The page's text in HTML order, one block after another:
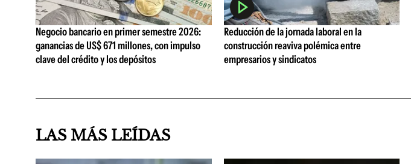
Negocio bancario en primer semestre 2026:
ganancias de US$ 671 millones, con impulso
clave del crédito y los depósitos
Reducción de la jornada laboral en la
construcción reaviva polémica entre
empresarios y sindicatos
LAS MÁS LEÍDAS